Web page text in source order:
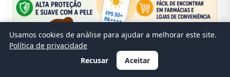
Usamos cookies de análise para ajudar a melhorar este site.
Política de privacidade
Recusar
Aceitar